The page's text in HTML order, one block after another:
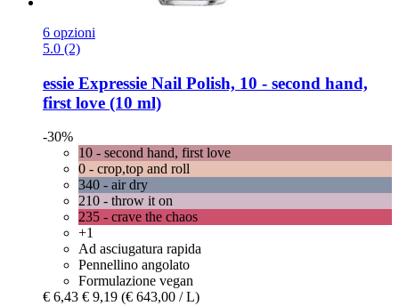
6 opzioni
5.0 (2)
essie Expressie Nail Polish, 10 -​ second hand,
first love (10 ml)
-30%
10 - second hand, first love
0 - crop,top and roll
340 - air dry
210 - throw it on
235 - crave the chaos
+1
Ad asciugatura rapida
Pennellino angolato
Formulazione vegan
€ 6,43 € 9,19 (€ 643,00 / L)